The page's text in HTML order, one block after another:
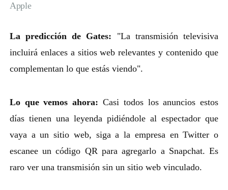
Apple
La predicción de Gates: "La transmisión televisiva
incluirá enlaces a sitios web relevantes y contenido que
complementan lo que estás viendo".
Lo que vemos ahora: Casi todos los anuncios estos
días tienen una leyenda pidiéndole al espectador que
vaya a un sitio web, siga a la empresa en Twitter o
escanee un código QR para agregarlo a Snapchat. Es
raro ver una transmisión sin un sitio web vinculado.